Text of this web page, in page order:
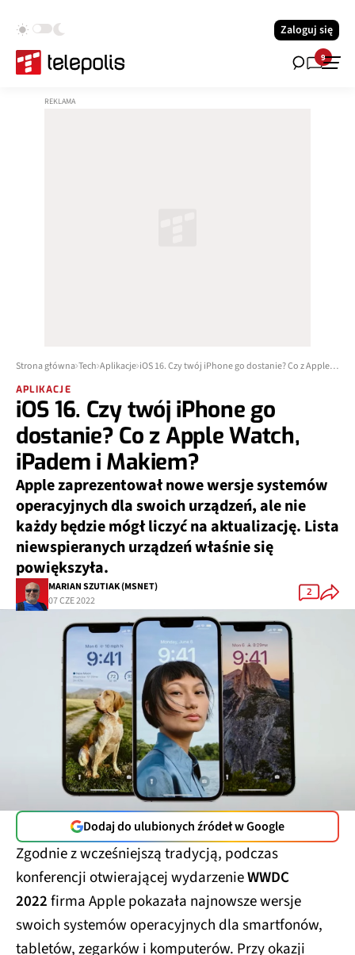
Zaloguj się
9
Strona główna Tech Aplikacje
APLIKACJE
iOS 16. Czy twój iPhone go
dostanie? Co z Apple Watch,
iPadem i Makiem?
Apple zaprezentował nowe wersje systemów
operacyjnych dla swoich urządzeń, ale nie
każdy będzie mógł liczyć na aktualizację. Lista
niewspieranych urządzeń właśnie się
powiększyła.
MARIAN SZUTIAK (MSNET)
07 CZE 2022
2
Dodaj do ulubionych źródeł w Google
Zgodnie z wcześniejszą tradycją, podczas
konferencji otwierającej wydarzenieWWDC
2022firma Apple pokazała najnowsze wersje
swoich systemów operacyjnych dla smartfonów,
tabletów, zegarków i komputerów. Przy okazji